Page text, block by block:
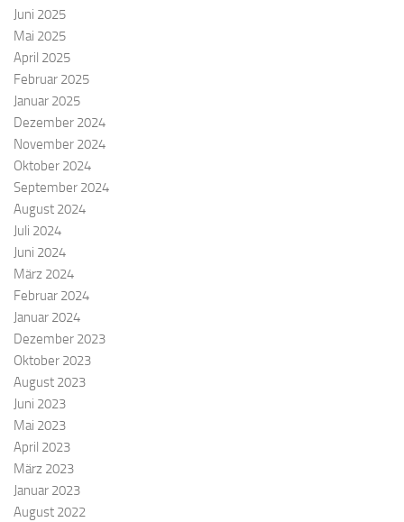
Juni 2025
Mai 2025
April 2025
Februar 2025
Januar 2025
Dezember 2024
November 2024
Oktober 2024
September 2024
August 2024
Juli 2024
Juni 2024
März 2024
Februar 2024
Januar 2024
Dezember 2023
Oktober 2023
August 2023
Juni 2023
Mai 2023
April 2023
März 2023
Januar 2023
August 2022